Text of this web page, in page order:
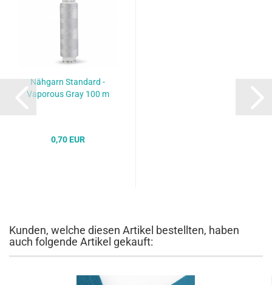
Nähgarn Standard -
Vaporous Gray 100 m
0,70 EUR
Kunden, welche diesen Artikel bestellten, haben
auch folgende Artikel gekauft: